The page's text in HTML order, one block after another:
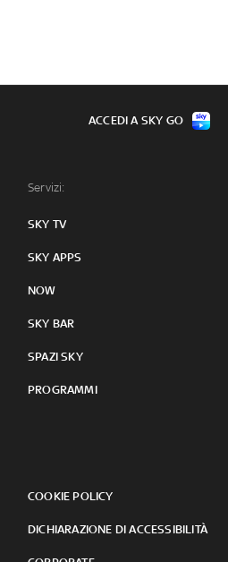
Servizi:
SKY TV
SKY APPS
NOW
SKY BAR
SPAZI SKY
PROGRAMMI
COOKIE POLICY
DICHIARAZIONE DI ACCESSIBILITÀ
ACCEDI A SKY GO